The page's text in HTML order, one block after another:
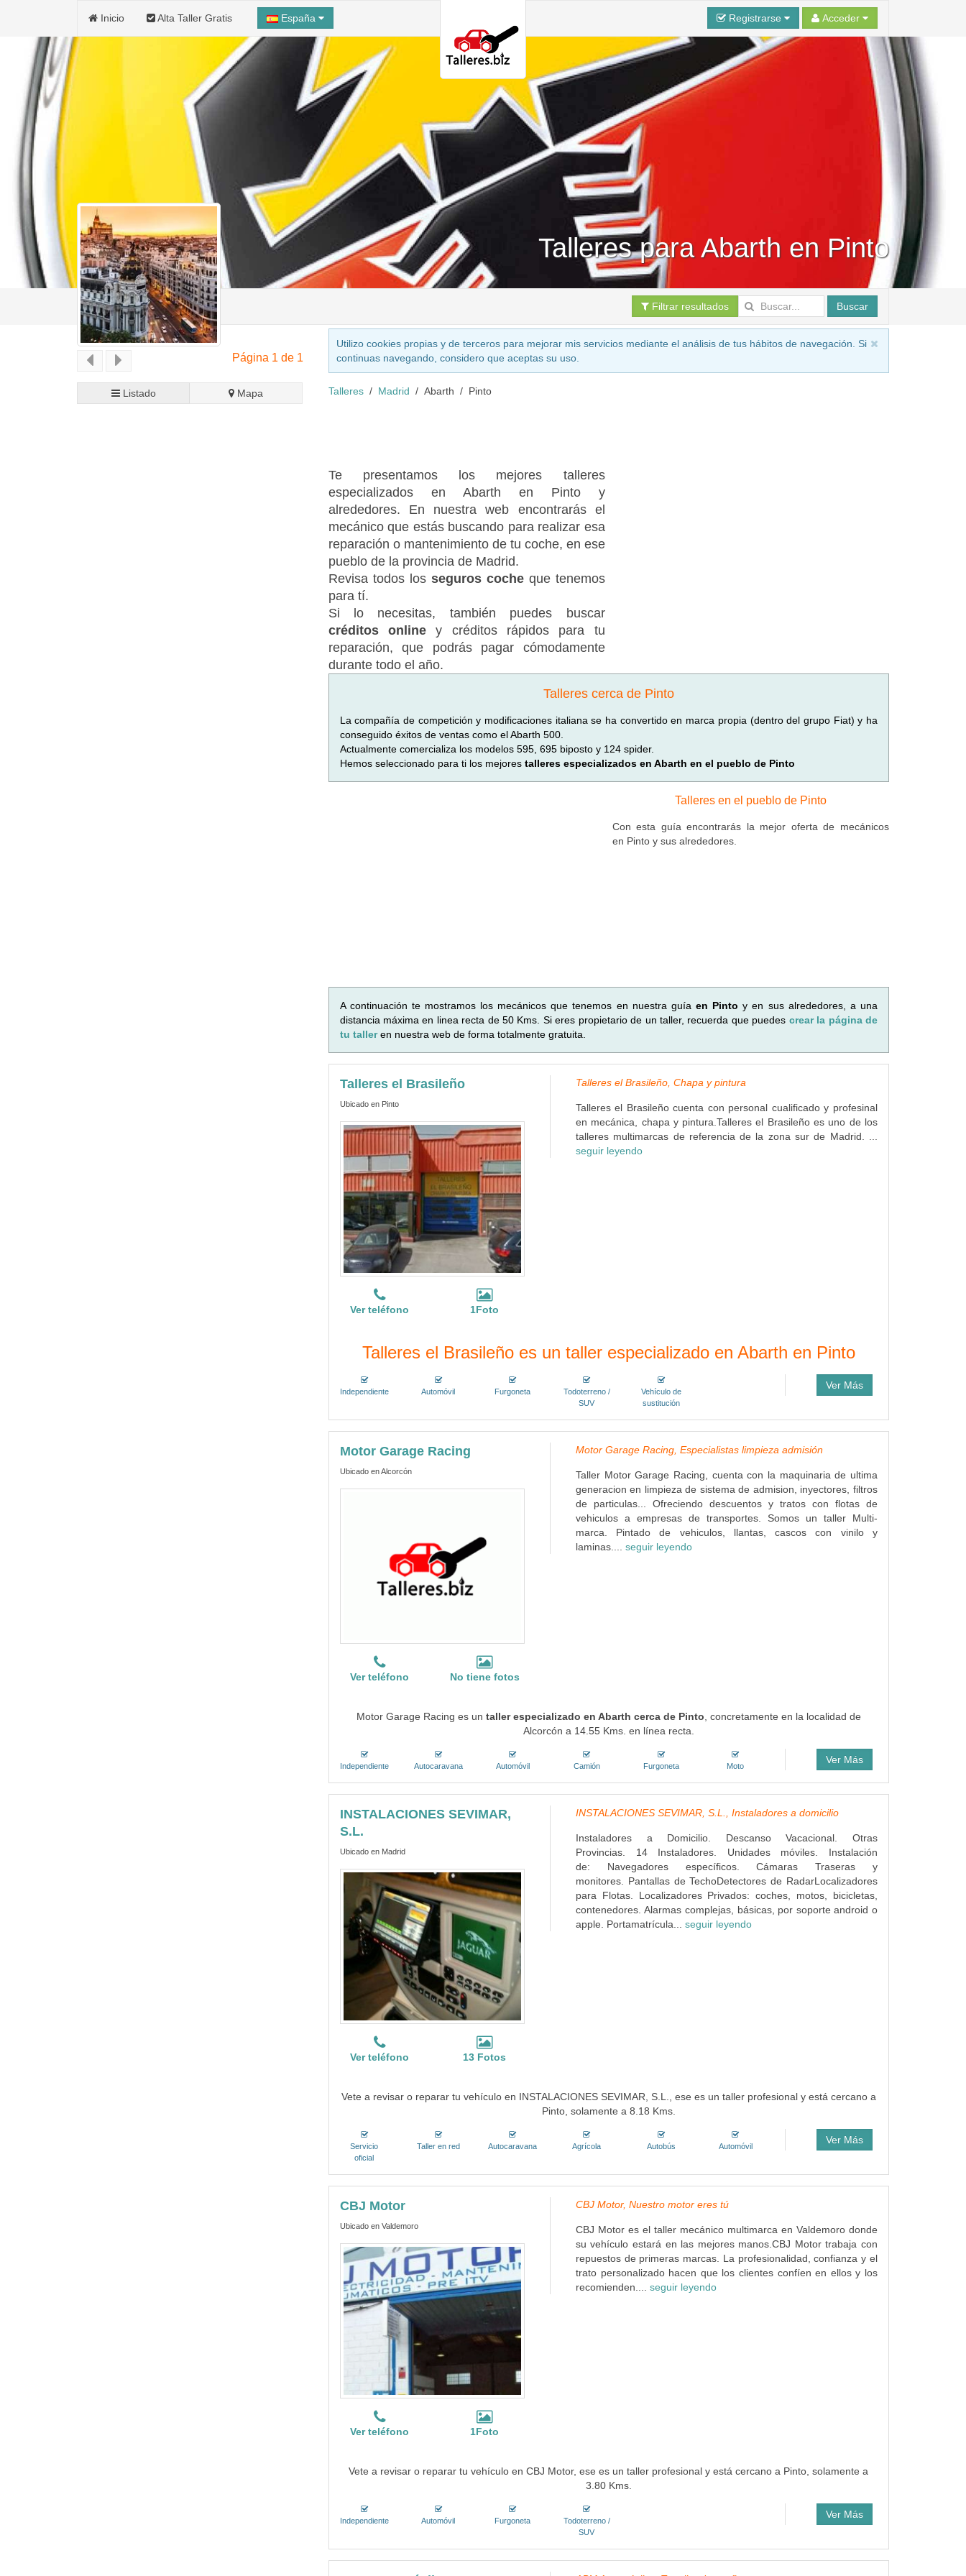
Inicio Alta Taller Gratis España Registrarse Acceder
Talleres para Abarth en Pinto
Filtrar resultados Buscar
Página 1 de 1
Listado Mapa
Utilizo cookies propias y de terceros para mejorar mis servicios mediante el análisis de tus hábitos de navegación. Si
continuas navegando, considero que aceptas su uso.
Talleres Madrid Abarth Pinto
Te presentamos los mejores talleres
especializados en Abarth en Pinto y
alrededores. En nuestra web encontrarás el
mecánico que estás buscando para realizar esa
reparación o mantenimiento de tu coche, en ese
pueblo de la provincia de Madrid.
Revisa todos los seguros cocheque tenemos
para tí.
Si lo necesitas, también puedes buscar
créditos onliney créditos rápidos para tu
reparación, que podrás pagar cómodamente
durante todo el año.
Talleres cerca de Pinto
La compañía de competición y modificaciones italiana se ha convertido en marca propia (dentro del grupo Fiat) y ha
conseguido éxitos de ventas como el Abarth 500.
Actualmente comercializa los modelos 595, 695 biposto y 124 spider.
Hemos seleccionado para ti los mejores talleres especializados en Abarth en el pueblo de Pinto
Talleres en el pueblo de Pinto
Con esta guía encontrarás la mejor oferta de mecánicos
en Pinto y sus alrededores.
A continuación te mostramos los mecánicos que tenemos en nuestra guíaen Pinto y en sus alrededores, a una
distancia máxima en linea recta de 50 Kms. Si eres propietario de un taller, recuerda que puedes crear la página de
tu talleren nuestra web de forma totalmente gratuita.
Talleres el Brasileño
Ubicado en Pinto
Ver teléfono 1Foto
Talleres el Brasileño, Chapa y pintura
Talleres el Brasileño cuenta con personal cualificado y profesinal
en mecánica, chapa y pintura.Talleres el Brasileño es uno de los
talleres multimarcas de referencia de la zona sur de Madrid. ...
seguir leyendo
Talleres el Brasileño es un taller especializado en Abarth en Pinto
Independiente Automóvil Furgoneta
Todoterreno /
SUV
Vehículo de
sustitución
Ver Más
Motor Garage Racing
Ubicado en Alcorcón
Ver teléfono No tiene fotos
Motor Garage Racing, Especialistas limpieza admisión
Taller Motor Garage Racing, cuenta con la maquinaria de ultima
generacion en limpieza de sistema de admision, inyectores, filtros
de particulas... Ofreciendo descuentos y tratos con flotas de
vehiculos a empresas de transportes. Somos un taller Multi-
marca. Pintado de vehiculos, llantas, cascos con vinilo y
laminas.... seguir leyendo
Motor Garage Racing es un taller especializado en Abarth cerca de Pinto , concretamente en la localidad de
Alcorcón a 14.55 Kms. en línea recta.
Independiente Autocaravana Automóvil Camión Furgoneta Moto
Ver Más
INSTALACIONES SEVIMAR,
S.L.
Ubicado en Madrid
Ver teléfono 13 Fotos
INSTALACIONES SEVIMAR, S.L., Instaladores a domicilio
Instaladores a Domicilio. Descanso Vacacional. Otras
Provincias. 14 Instaladores. Unidades móviles. Instalación
de: Navegadores específicos. Cámaras Traseras y
monitores. Pantallas de TechoDetectores de RadarLocalizadores
para Flotas. Localizadores Privados: coches, motos, bicicletas,
contenedores. Alarmas complejas, básicas, por soporte android o
apple. Portamatrícula... seguir leyendo
Vete a revisar o reparar tu vehículo en INSTALACIONES SEVIMAR, S.L., ese es un taller profesional y está cercano a
Pinto, solamente a 8.18 Kms.
Servicio
oficial
Taller en red Autocaravana Agrícola Autobús Automóvil
Ver Más
CBJ Motor
Ubicado en Valdemoro
Ver teléfono 1Foto
CBJ Motor, Nuestro motor eres tú
CBJ Motor es el taller mecánico multimarca en Valdemoro donde
su vehículo estará en las mejores manos.CBJ Motor trabaja con
repuestos de primeras marcas. La profesionalidad, confianza y el
trato personalizado hacen que los clientes confíen en ellos y los
recomienden.... seguir leyendo
Vete a revisar o reparar tu vehículo en CBJ Motor, ese es un taller profesional y está cercano a Pinto, solamente a
3.80 Kms.
Independiente Automóvil Furgoneta
Todoterreno /
SUV
Ver Más